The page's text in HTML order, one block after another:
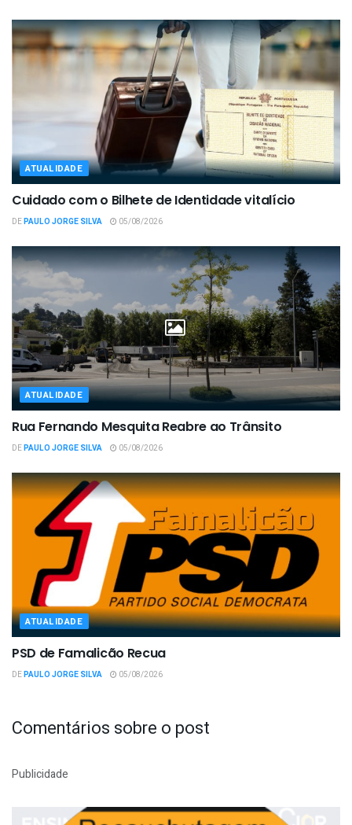
ATUALIDADE
Cuidado com o Bilhete de Identidade vitalício
DEPAULO JORGE SILVA 05/08/2026
ATUALIDADE
Rua Fernando Mesquita Reabre ao Trânsito
DEPAULO JORGE SILVA 05/08/2026
ATUALIDADE
PSD de Famalicão Recua
DEPAULO JORGE SILVA 05/08/2026
Comentários sobre o post
Publicidade